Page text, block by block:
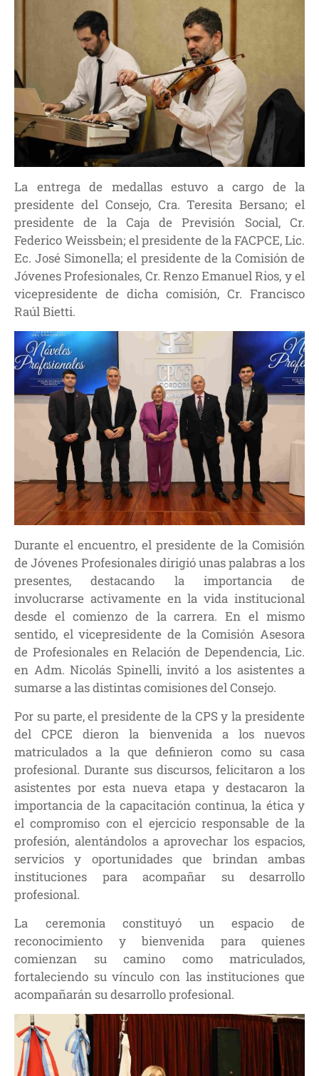
La entrega de medallas estuvo a cargo de la
presidente del Consejo, Cra. Teresita Bersano; el
presidente de la Caja de Previsión Social, Cr.
Federico Weissbein; el presidente de la FACPCE, Lic.
Ec. José Simonella; el presidente de la Comisión de
Jóvenes Profesionales, Cr. Renzo Emanuel Rios, y el
vicepresidente de dicha comisión, Cr. Francisco
Raúl Bietti.
Durante el encuentro, el presidente de la Comisión
de Jóvenes Profesionales dirigió unas palabras a los
presentes, destacando la importancia de
involucrarse activamente en la vida institucional
desde el comienzo de la carrera. En el mismo
sentido, el vicepresidente de la Comisión Asesora
de Profesionales en Relación de Dependencia, Lic.
en Adm. Nicolás Spinelli, invitó a los asistentes a
sumarse a las distintas comisiones del Consejo.
Por su parte, el presidente de la CPS y la presidente
del CPCE dieron la bienvenida a los nuevos
matriculados a la que definieron como su casa
profesional. Durante sus discursos, felicitaron a los
asistentes por esta nueva etapa y destacaron la
importancia de la capacitación continua, la ética y
el compromiso con el ejercicio responsable de la
profesión, alentándolos a aprovechar los espacios,
servicios y oportunidades que brindan ambas
instituciones para acompañar su desarrollo
profesional.
La ceremonia constituyó un espacio de
reconocimiento y bienvenida para quienes
comienzan su camino como matriculados,
fortaleciendo su vínculo con las instituciones que
acompañarán su desarrollo profesional.